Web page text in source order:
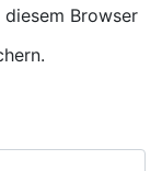
Browser